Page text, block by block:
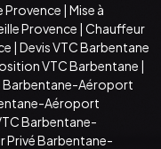
Provence | Mise à
Provence | Chauffeur
| Devis VTC Barbentane
VTC Barbentane |
Barbentane-Aéroport
Aéroport
Barbentane-
Privé Barbentane-